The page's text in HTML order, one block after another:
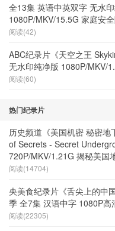
全13集 英语中英双字 无水
1080P/MKV/15.5G 家庭安
阅读(42)
ABC纪录片《天空之王
无水印纯净版 1080P/MKV/
阅读(60)
热门纪录片
历史频道《美国机密 秘密
of Secrets - Secret
720P/MKV/1.21G 揭秘美国
阅读(14704)
央美食纪录片《舌尖上的中
季 全7集 汉语中字 1080P高
阅读(22305)